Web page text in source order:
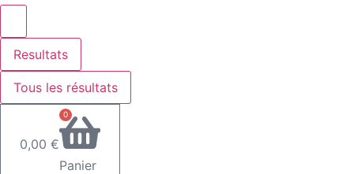
Resultats
Tous les résultats
0,00 €
0
Panier